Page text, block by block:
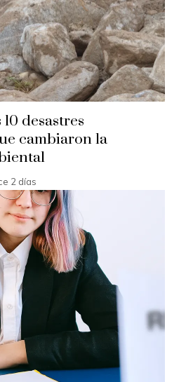
desastres
cambiaron la
2 días